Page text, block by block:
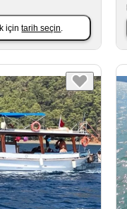
içintarih seçin.